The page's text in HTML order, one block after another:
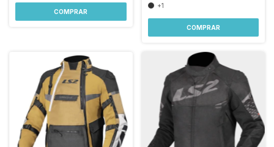
COMPRAR
+1
COMPRAR